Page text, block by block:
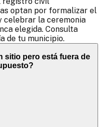
optan por formalizar el
celebrar la ceremonia
elegida. Consulta
de tu municipio.
sitio pero está fuera de